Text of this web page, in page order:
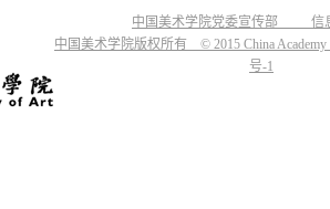
中国美术学院党委宣传部 信
中国美术学院版权所有 © 2015 China
号-1